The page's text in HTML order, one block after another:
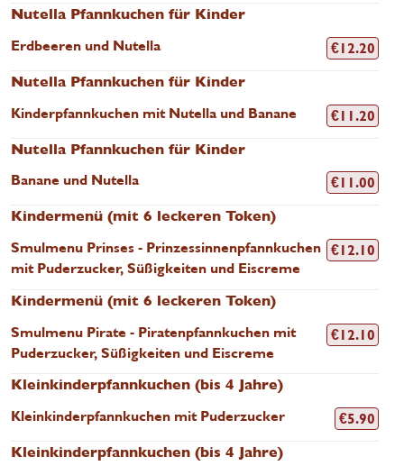
Nutella Pfannkuchen für Kinder
Erdbeeren und Nutella
€12.20
Nutella Pfannkuchen für Kinder
Kinderpfannkuchen mit Nutella und Banane
€11.20
Nutella Pfannkuchen für Kinder
Banane und Nutella
€11.00
Kindermenü (mit 6 leckeren Token)
Smulmenu Prinses - Prinzessinnenpfannkuchen
mit Puderzucker, Süßigkeiten und Eiscreme
€12.10
Kindermenü (mit 6 leckeren Token)
Smulmenu Pirate - Piratenpfannkuchen mit
Puderzucker, Süßigkeiten und Eiscreme
€12.10
Kleinkinderpfannkuchen (bis 4 Jahre)
Kleinkinderpfannkuchen mit Puderzucker
€5.90
Kleinkinderpfannkuchen (bis 4 Jahre)